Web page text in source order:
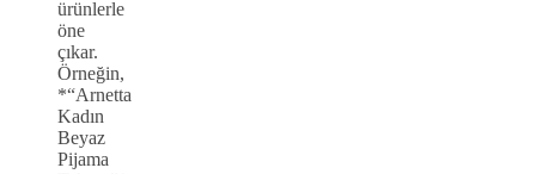
ürünlerle
öne
çıkar.
Örneğin,
*“Arnetta
Kadın
Beyaz
Pijama